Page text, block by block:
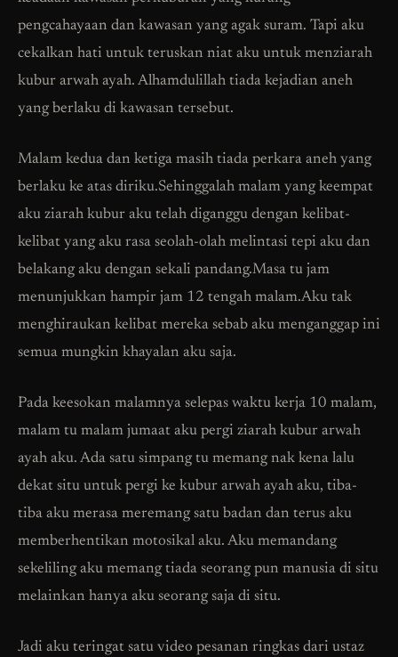
pengcahayaan dan kawasan yang agak suram. Tapi aku
cekalkan hati untuk teruskan niat aku untuk menziarah
kubur arwah ayah. Alhamdulillah tiada kejadian aneh
yang berlaku di kawasan tersebut.
Malam kedua dan ketiga masih tiada perkara aneh yang
berlaku ke atas diriku.Sehinggalah malam yang keempat
aku ziarah kubur aku telah diganggu dengan kelibat-
kelibat yang aku rasa seolah-olah melintasi tepi aku dan
belakang aku dengan sekali pandang.Masa tu jam
menunjukkan hampir jam 12 tengah malam.Aku tak
menghiraukan kelibat mereka sebab aku menganggap ini
semua mungkin khayalan aku saja.
Pada keesokan malamnya selepas waktu kerja 10 malam,
malam tu malam jumaat aku pergi ziarah kubur arwah
ayah aku. Ada satu simpang tu memang nak kena lalu
dekat situ untuk pergi ke kubur arwah ayah aku, tiba-
tiba aku merasa meremang satu badan dan terus aku
memberhentikan motosikal aku. Aku memandang
sekeliling aku memang tiada seorang pun manusia di situ
melainkan hanya aku seorang saja di situ.
Jadi aku teringat satu video pesanan ringkas dari ustaz